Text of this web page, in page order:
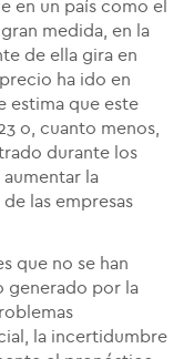
en un país como el
medida, en la
de ella gira en
ha ido en
estima que este
o, cuanto menos,
durante los
la
las empresas
que no se han
generado por la
la incertidumbre